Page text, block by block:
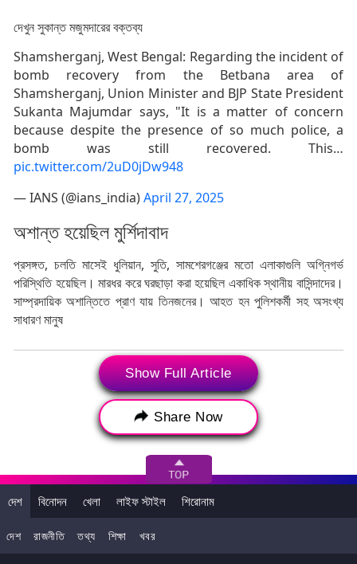
দেখুন সুকান্ত মজুমদারের বক্তব্য
Shamsherganj, West Bengal: Regarding the incident of
bomb recovery from the Betbana area of
Shamsherganj, Union Minister and BJP State President
Sukanta Majumdar says, "It is a matter of concern
because despite the presence of so much police, a
bomb was still recovered. This…
pic.twitter.com/2uD0jDw948
— IANS (@ians_india)April 27, 2025
অশান্ত হয়েছিল মুর্শিদাবাদ
প্রসঙ্গত, চলতি মাসেই ধুলিয়ান, সুতি, সামশেরগঞ্জের মতো এলাকাগুলি অগ্নিগর্ভ
পরিস্থিতি হয়েছিল। মারধর করে ঘরছাড়া করা হয়েছিল একাধিক স্থানীয় বাসিন্দাদের।
সাম্প্রদায়িক অশান্তিতে প্রাণ যায় তিনজনের। আহত হন পুলিশকর্মী সহ অসংখ্য
সাধারণ মানুষ
Murshidabad
Sukanta Majumdar. CM Mamata Banerjee
Murshidabad Violence West Bengal Police
Show Full Article
Share Now
দেশ বিনোদন খেলা লাইফ স্টাইল শিরোনাম
দেশ রাজনীতি তথ্য শিক্ষা খবর